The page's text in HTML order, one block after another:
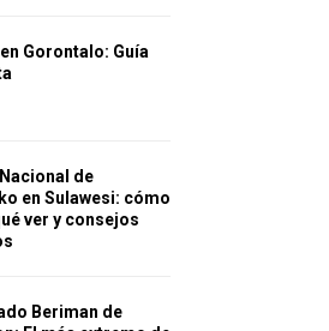
Gorontalo: Guía
de
en Sulawesi: cómo
ver y consejos
Beriman de